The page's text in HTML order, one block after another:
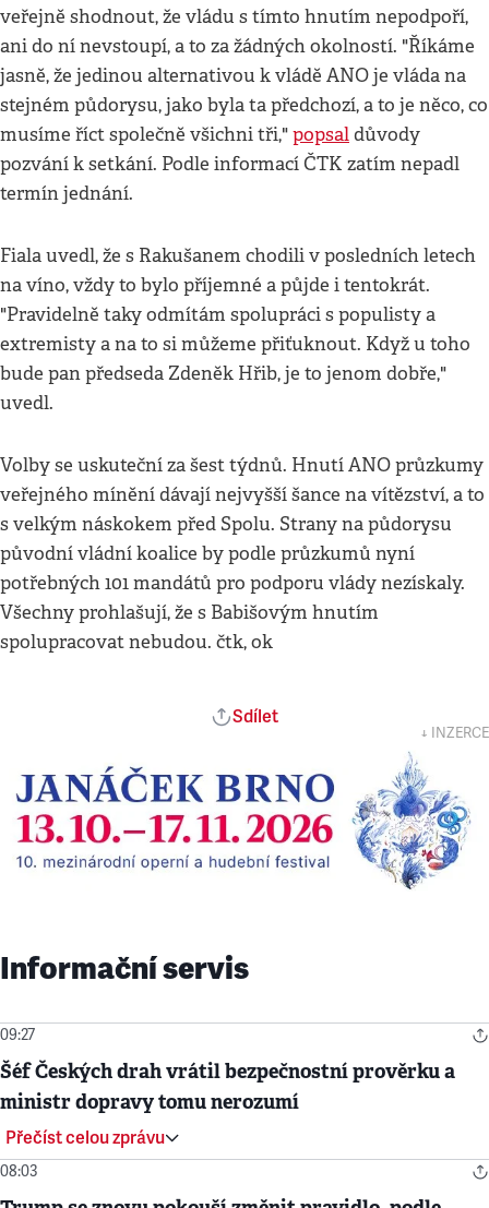
veřejně shodnout, že vládu s tímto hnutím nepodpoří,
ani do ní nevstoupí, a to za žádných okolností. "Říkáme
jasně, že jedinou alternativou k vládě ANO je vláda na
stejném půdorysu, jako byla ta předchozí, a to je něco, co
musíme říct společně všichni tři,"popsaldůvody
pozvání k setkání. Podle informací ČTK zatím nepadl
termín jednání.
Fiala uvedl, že s Rakušanem chodili v posledních letech
na víno, vždy to bylo příjemné a půjde i tentokrát.
"Pravidelně taky odmítám spolupráci s populisty a
extremisty a na to si můžeme přiťuknout. Když u toho
bude pan předseda Zdeněk Hřib, je to jenom dobře,"
uvedl.
Volby se uskuteční za šest týdnů. Hnutí ANO průzkumy
veřejného mínění dávají nejvyšší šance na vítězství, a to
s velkým náskokem před Spolu. Strany na půdorysu
původní vládní koalice by podle průzkumů nyní
potřebných 101 mandátů pro podporu vlády nezískaly.
Všechny prohlašují, že s Babišovým hnutím
spolupracovat nebudou. čtk, ok
Sdílet
↓ INZERCE
Informační servis
09:27
Šéf Českých drah vrátil bezpečnostní prověrku a
ministr dopravy tomu nerozumí
Přečíst celou zprávu
08:03